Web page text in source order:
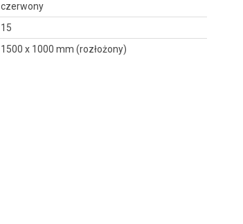
czerwony
15
1500 x 1000 mm (rozłożony)